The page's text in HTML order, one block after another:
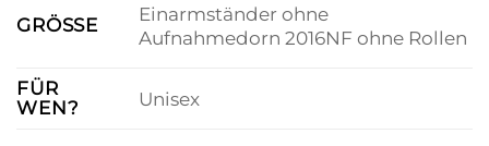
GRÖSSE
Einarmständer ohne
Aufnahmedorn 2016NF ohne Rollen
FÜR
WEN?
Unisex